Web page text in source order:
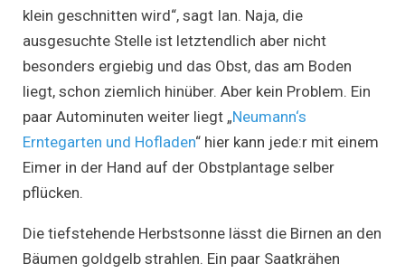
klein geschnitten wird“, sagt Ian. Naja, die
ausgesuchte Stelle ist letztendlich aber nicht
besonders ergiebig und das Obst, das am Boden
liegt, schon ziemlich hinüber. Aber kein Problem. Ein
paar Autominuten weiter liegt „Neumann‘s
Erntegarten und Hofladen“ hier kann jede:r mit einem
Eimer in der Hand auf der Obstplantage selber
pflücken.
Die tiefstehende Herbstsonne lässt die Birnen an den
Bäumen goldgelb strahlen. Ein paar Saatkrähen